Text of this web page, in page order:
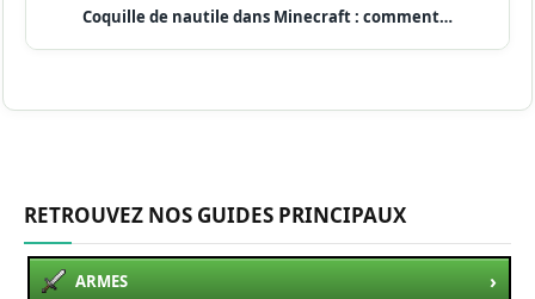
Coquille de nautile dans Minecraft : comment…
RETROUVEZ NOS GUIDES PRINCIPAUX
ARMES ›